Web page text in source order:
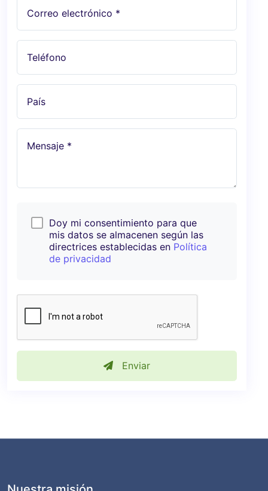
Correo electrónico *
Teléfono
País
Mensaje *
Doy mi consentimiento para que
mis datos se almacenen según las
directrices establecidas en Política
de privacidad
Enviar